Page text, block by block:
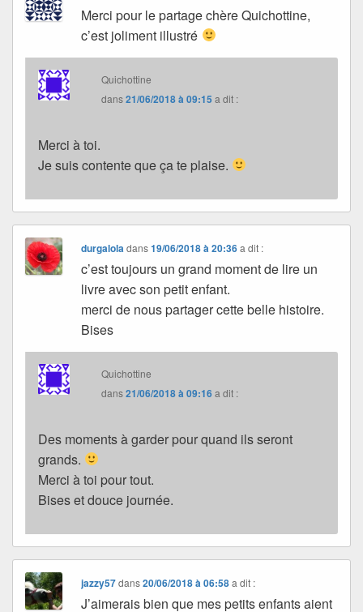
Merci pour le partage chère Quichottine,
c’est joliment illustré
Quichottine
dans21/06/2018 à 09:15 a dit :
Merci à toi.
Je suis contente que ça te plaise.
durgaloladans19/06/2018 à 20:36 a dit :
c’est toujours un grand moment de lire un
livre avec son petit enfant.
merci de nous partager cette belle histoire.
Bises
Quichottine
dans21/06/2018 à 09:16a dit :
Des moments à garder pour quand ils seront
grands.
Merci à toi pour tout.
Bises et douce journée.
jazzy57dans20/06/2018 à 06:58 a dit :
J’aimerais bien que mes petits enfants aient